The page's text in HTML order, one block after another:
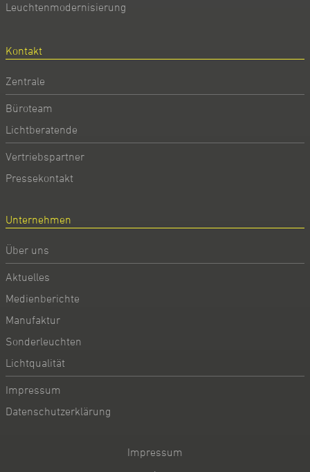
Leuchtenmodernisierung
Kontakt
Zentrale
Büroteam
Lichtberatende
Vertriebspartner
Pressekontakt
Unternehmen
Über uns
Aktuelles
Medienberichte
Manufaktur
Sonderleuchten
Lichtqualität
Impressum
Datenschutzerklärung
Impressum